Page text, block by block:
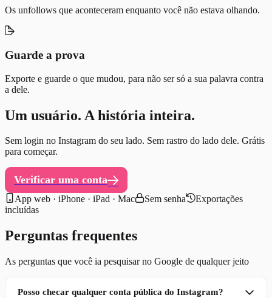
Os unfollows que aconteceram enquanto você não estava olhando.
Guarde a prova
Exporte e guarde o que mudou, para não ser só a sua palavra contra
a dele.
Um usuário. A história inteira.
Sem login no Instagram do seu lado. Sem rastro do lado dele. Grátis
para começar.
Verificar uma conta
App web · iPhone · iPad · Mac Sem senha
Exportações
incluídas
Perguntas frequentes
As perguntas que você ia pesquisar no Google de qualquer jeito
Posso checar qualquer conta pública do Instagram?